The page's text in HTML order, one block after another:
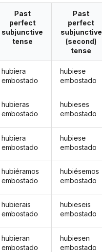
Past
perfect
subjunctive
tense
hubiera
embostado
hubieras
embostado
hubiera
embostado
hubiéramos
embostado
hubierais
embostado
hubieran
embostado
Past
perfect
subjunctive
(second)
tense
hubiese
embostado
hubieses
embostado
hubiese
embostado
hubiésemos
embostado
hubieseis
embostado
hubiesen
embostado